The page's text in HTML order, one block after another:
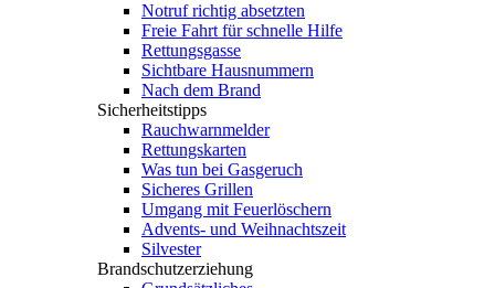
Notruf richtig absetzten
Freie Fahrt für schnelle Hilfe
Rettungsgasse
Sichtbare Hausnummern
Nach dem Brand
Sicherheitstipps
Rauchwarnmelder
Rettungskarten
Was tun bei Gasgeruch
Sicheres Grillen
Umgang mit Feuerlöschern
Advents- und Weihnachtszeit
Silvester
Brandschutzerziehung